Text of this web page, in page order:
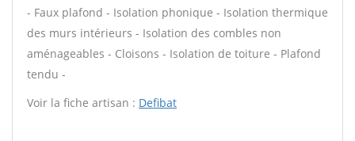
- Faux plafond - Isolation phonique - Isolation thermique
des murs intérieurs - Isolation des combles non
aménageables - Cloisons - Isolation de toiture - Plafond
tendu -
Voir la fiche artisan : Defibat